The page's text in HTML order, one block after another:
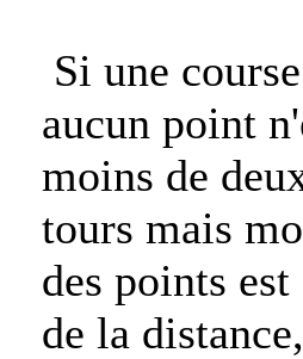
Si une
aucun point
moins de
tours mais
des points
de la